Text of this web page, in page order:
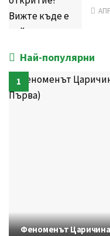
Най-популярни
Феноменът Царичина